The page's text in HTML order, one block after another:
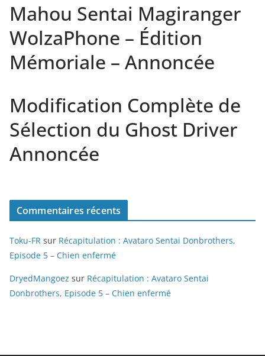
Mahou Sentai Magiranger
WolzaPhone – Édition
Mémoriale – Annoncée
Modification Complète de
Sélection du Ghost Driver
Annoncée
Commentaires récents
Toku-FR sur Récapitulation : Avataro Sentai Donbrothers,
Episode 5 – Chien enfermé
DryedMangoez sur Récapitulation : Avataro Sentai
Donbrothers, Episode 5 – Chien enfermé